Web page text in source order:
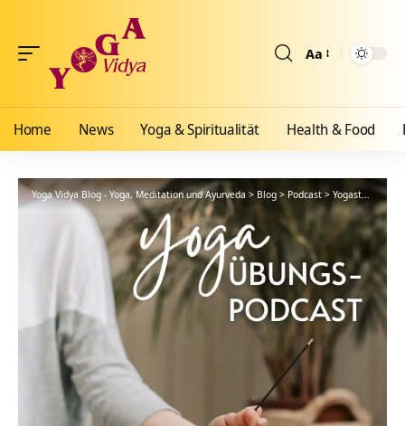
Aa
Home News Yoga & Spiritualität Health & Food
Yoga Vidya Blog - Yoga, Meditation und Ayurveda > Blog > Podcast > Yogastunde >